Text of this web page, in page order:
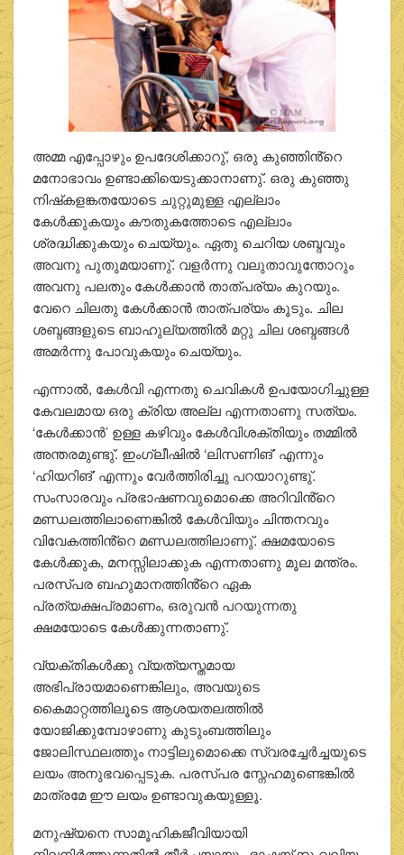
അമ്മ എപ്പോഴും ഉപദേശിക്കാറു്, ഒരു കുഞ്ഞിൻ്റെ
മനോഭാവം ഉണ്ടാക്കിയെടുക്കാനാണു്. ഒരു കുഞ്ഞു
നിഷ്‌കളങ്കതയോടെ ചുറ്റുമുള്ള എല്ലാം
കേള്‍ക്കുകയും കൗതുകത്തോടെ എല്ലാം
ശ്രദ്ധിക്കുകയും ചെയ്യും. ഏതു ചെറിയ ശബ്ദവും
അവനു പുതുമയാണു്. വളര്‍ന്നു വലുതാവുന്തോറും
അവനു പലതും കേള്‍ക്കാന്‍ താത്പര്യം കുറയും.
വേറെ ചിലതു കേള്‍ക്കാന്‍ താത്പര്യം കൂടും. ചില
ശബ്ദങ്ങളുടെ ബാഹുല്യത്തില്‍ മറ്റു ചില ശബ്ദങ്ങള്‍
അമര്‍ന്നു പോവുകയും ചെയ്യും.
എന്നാല്‍, കേള്‍വി എന്നതു ചെവികള്‍ ഉപയോഗിച്ചുള്ള
കേവലമായ ഒരു ക്രിയ അല്ല എന്നതാണു സത്യം.
‘കേള്‍ക്കാന്‍’ ഉള്ള കഴിവും കേള്‍വിശക്തിയും തമ്മില്‍
അന്തരമുണ്ടു്. ഇംഗ്ലീഷില്‍ ‘ലിസണിങ്’ എന്നും
‘ഹിയറിങ്’ എന്നും വേര്‍ത്തിരിച്ചു പറയാറുണ്ടു്.
സംസാരവും പ്രഭാഷണവുമൊക്കെ അറിവിൻ്റെ
മണ്ഡലത്തിലാണെങ്കില്‍ കേള്‍വിയും ചിന്തനവും
വിവേകത്തിൻ്റെ മണ്ഡലത്തിലാണു്. ക്ഷമയോടെ
കേള്‍ക്കുക, മനസ്സിലാക്കുക എന്നതാണു മൂല മന്ത്രം.
പരസ്പര ബഹുമാനത്തിൻ്റെ ഏക
പ്രത്യക്ഷപ്രമാണം, ഒരുവന്‍ പറയുന്നതു
ക്ഷമയോടെ കേള്‍ക്കുന്നതാണു്.
വ്യക്തികള്‍ക്കു വ്യത്യസ്തമായ
അഭിപ്രായമാണെങ്കിലും, അവയുടെ
കൈമാറ്റത്തിലൂടെ ആശയതലത്തില്‍
യോജിക്കുമ്പോഴാണു കുടുംബത്തിലും
ജോലിസ്ഥലത്തും നാട്ടിലുമൊക്കെ സ്വരച്ചേര്‍ച്ചയുടെ
ലയം അനുഭവപ്പെടുക. പരസ്പര സ്നേഹമുണ്ടെങ്കില്‍
മാത്രമേ ഈ ലയം ഉണ്ടാവുകയുള്ളൂ.
മനുഷ്യനെ സാമൂഹികജീവിയായി